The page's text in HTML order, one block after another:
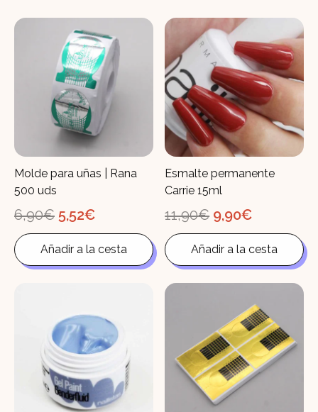
Molde para uñas | Rana
500 uds
6,90€ El
precio
original
era:
6,90€.
5,52€El
actual
es:
5,52€.
Añadir a la cesta
Esmalte permanente
Carrie 15ml
11,90€ El
precio
original
era:
11,90€.
9,90€El
actual
es:
9,90€.
Añadir a la cesta